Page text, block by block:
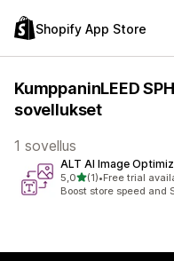
Shopify App Store
KumppaninLEED
sovellukset
1 sovellus
ALT AI Image
5,0/ 5 tähteä
(1)
1 arvostelua yhteensä
•Free trial
Boost store speed and